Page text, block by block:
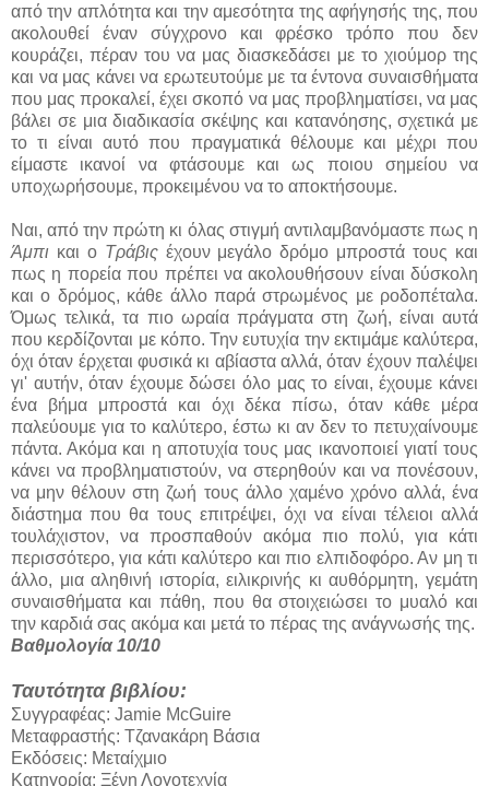
από την απλότητα και την αμεσότητα της αφήγησής της, που
ακολουθεί έναν σύγχρονο και φρέσκο τρόπο που δεν
κουράζει, πέραν του να μας διασκεδάσει με το χιούμορ της
και να μας κάνει να ερωτευτούμε με τα έντονα συναισθήματα
που μας προκαλεί, έχει σκοπό να μας προβληματίσει, να μας
βάλει σε μια διαδικασία σκέψης και κατανόησης, σχετικά με
το τι είναι αυτό που πραγματικά θέλουμε και μέχρι που
είμαστε ικανοί να φτάσουμε και ως ποιου σημείου να
υποχωρήσουμε, προκειμένου να το αποκτήσουμε.
Ναι, από την πρώτη κι όλας στιγμή αντιλαμβανόμαστε πως η
Άμπι και ο Τράβις έχουν μεγάλο δρόμο μπροστά τους και
πως η πορεία που πρέπει να ακολουθήσουν είναι δύσκολη
και ο δρόμος, κάθε άλλο παρά στρωμένος με ροδοπέταλα.
Όμως τελικά, τα πιο ωραία πράγματα στη ζωή, είναι αυτά
που κερδίζονται με κόπο. Την ευτυχία την εκτιμάμε καλύτερα,
όχι όταν έρχεται φυσικά κι αβίαστα αλλά, όταν έχουν παλέψει
γι' αυτήν, όταν έχουμε δώσει όλο μας το είναι, έχουμε κάνει
ένα βήμα μπροστά και όχι δέκα πίσω, όταν κάθε μέρα
παλεύουμε για το καλύτερο, έστω κι αν δεν το πετυχαίνουμε
πάντα. Ακόμα και η αποτυχία τους μας ικανοποιεί γιατί τους
κάνει να προβληματιστούν, να στερηθούν και να πονέσουν,
να μην θέλουν στη ζωή τους άλλο χαμένο χρόνο αλλά, ένα
διάστημα που θα τους επιτρέψει, όχι να είναι τέλειοι αλλά
τουλάχιστον, να προσπαθούν ακόμα πιο πολύ, για κάτι
περισσότερο, για κάτι καλύτερο και πιο ελπιδοφόρο. Αν μη τι
άλλο, μια αληθινή ιστορία, ειλικρινής κι αυθόρμητη, γεμάτη
συναισθήματα και πάθη, που θα στοιχειώσει το μυαλό και
την καρδιά σας ακόμα και μετά το πέρας της ανάγνωσής της.
Βαθμολογία 10/10
Ταυτότητα βιβλίου:
Συγγραφέας: Jamie McGuire
Μεταφραστής: Τζανακάρη Βάσια
Εκδόσεις: Μεταίχμιο
Κατηγορία: Ξένη Λογοτεχνία